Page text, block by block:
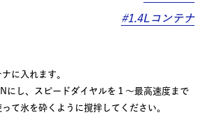
#1.4Lコンテナ
に入れます。
にし、スピードダイヤルを１～最高速度まで
って氷を砕くように撹拌してください。